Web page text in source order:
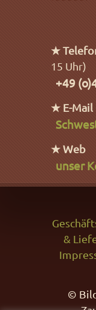
★
15 Uhr)
+49
★ E-Mail
★ Web
unser
&
©